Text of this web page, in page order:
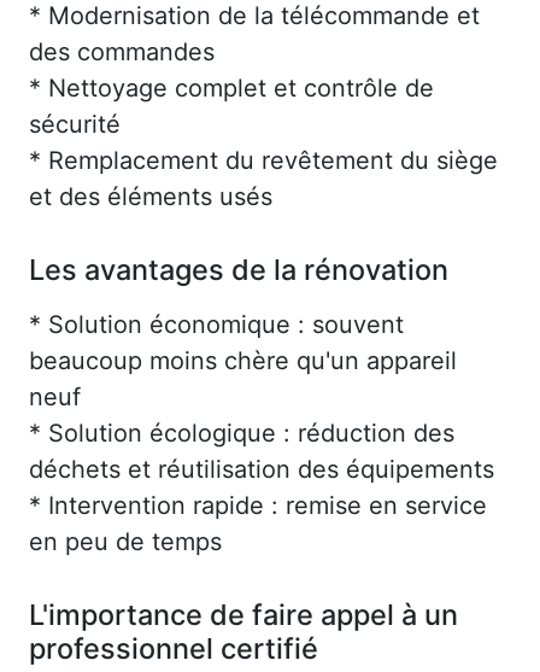
* Modernisation de la télécommande et
des commandes
* Nettoyage complet et contrôle de
sécurité
* Remplacement du revêtement du siège
et des éléments usés
Les avantages de la rénovation
* Solution économique : souvent
beaucoup moins chère qu'un appareil
neuf
* Solution écologique : réduction des
déchets et réutilisation des équipements
* Intervention rapide : remise en service
en peu de temps
L'importance de faire appel à un
professionnel certifié